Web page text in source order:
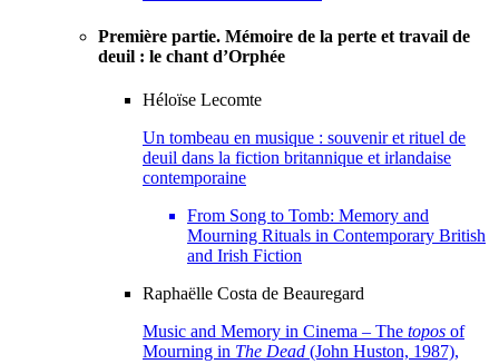
Première partie. Mémoire de la perte et travail de
deuil : le chant d’Orphée
Héloïse Lecomte
Un tombeau en musique : souvenir et rituel de
deuil dans la fiction britannique et irlandaise
contemporaine
From Song to Tomb: Memory and
Mourning Rituals in Contemporary British
and Irish Fiction
Raphaëlle Costa de Beauregard
Music and Memory in Cinema – The topos of
Mourning in The Dead (John Huston, 1987),